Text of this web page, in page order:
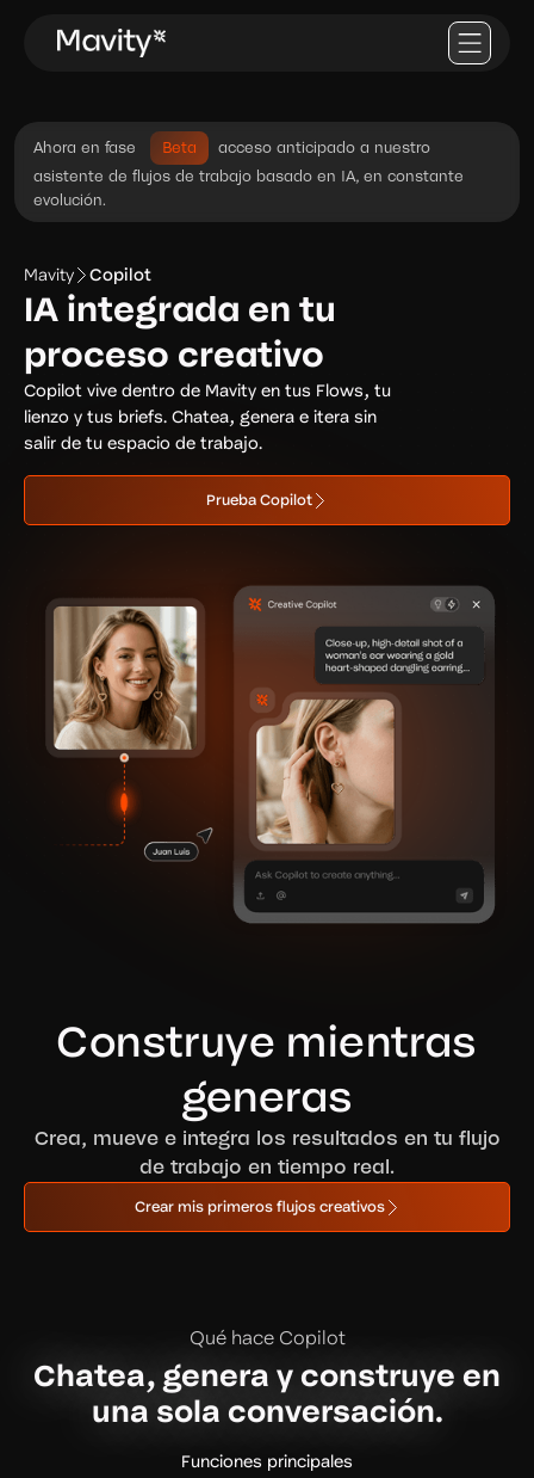
Ahora en fase Beta
acceso anticipado a nuestro
asistente de flujos de trabajo basado en IA, en constante
evolución.
Mavity Copilot
IA integrada en tu
proceso creativo
Copilot vive dentro de Mavity en tus Flows, tu
lienzo y tus briefs. Chatea, genera e itera sin
salir de tu espacio de trabajo.
Prueba Copilot
Construye mientras
generas
Crea, mueve e integra los resultados en tu flujo
de trabajo en tiempo real.
Crear mis primeros flujos creativos
Qué hace Copilot
Chatea, genera y construye en
una sola conversación.
Funciones principales